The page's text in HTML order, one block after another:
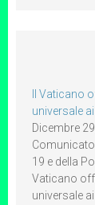
Il Vaticano
universale
Dicembre
19 e della
Vaticano
universale